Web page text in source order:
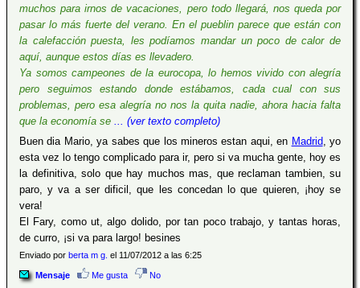
muchos para irnos de vacaciones, pero todo llegará, nos queda por
pasar lo más fuerte del verano. En el pueblin parece que están con
la calefacción puesta, les podíamos mandar un poco de calor de
aquí, aunque estos días es llevadero.
Ya somos campeones de la eurocopa, lo hemos vivido con alegría
pero seguimos estando donde estábamos, cada cual con sus
problemas, pero esa alegría no nos la quita nadie, ahora hacia falta
que la economía se ... (ver texto completo)
Buen dia Mario, ya sabes que los mineros estan aqui, en Madrid, yo
esta vez lo tengo complicado para ir, pero si va mucha gente, hoy es
la definitiva, solo que hay muchos mas, que reclaman tambien, su
paro, y va a ser dificil, que les concedan lo que quieren, ¡hoy se
vera!
El Fary, como ut, algo dolido, por tan poco trabajo, y tantas horas,
de curro, ¡si va para largo! besines
Enviado por berta m g. el 11/07/2012 a las 6:25
Mensaje Me gusta No